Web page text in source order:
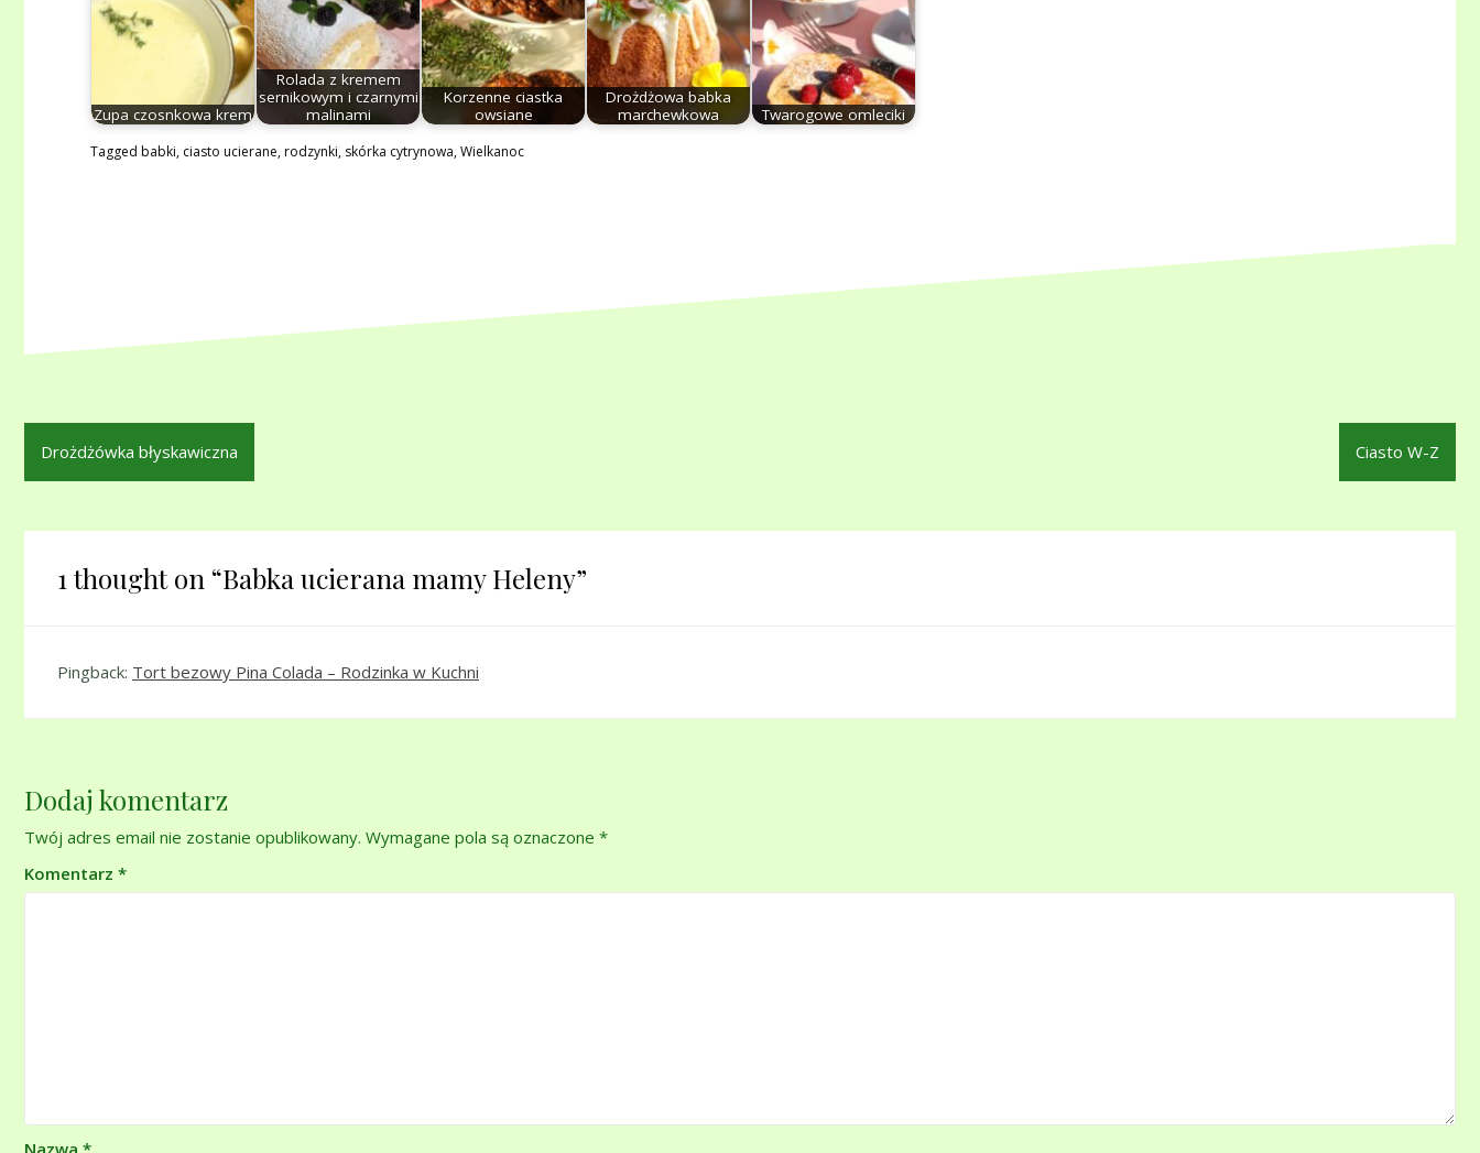
Zupa czosnkowa krem
Rolada z kremem
sernikowym i czarnymi
malinami
Korzenne ciastka
owsiane
Drożdżowa babka
marchewkowa
Twarogowe omleciki
Tagged babki, ciasto ucierane,rodzynki, skórka cytrynowa,Wielkanoc
Nawigacja
wpisu
Drożdżówka błyskawiczna Ciasto W-Z
1 thought on “Babka ucierana mamy Heleny”
Pingback: Tort bezowy Pina Colada – Rodzinka w Kuchni
Dodaj komentarz
Twój adres email nie zostanie opublikowany. Wymagane pola są oznaczone *
Komentarz *
Nazwa *